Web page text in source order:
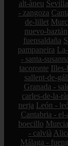
alt-àneu
- zangoza
de-lillet
nuevo-baztán
fuensaldaña
pampaneira
- santa-
tacoronte Illes-
sallent-de-
Granada -
carles-de-la-
nerja León -
Cantabria -
boecillo
- calvià
Málaga -